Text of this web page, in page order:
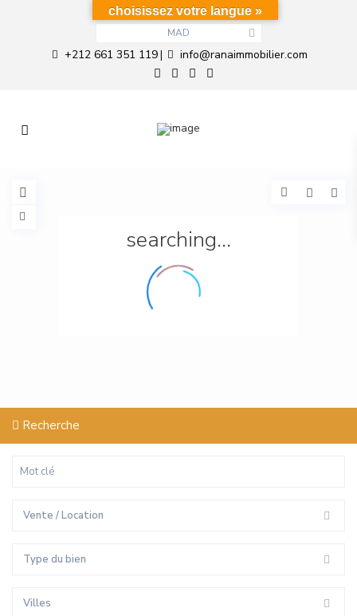
MAD
+212 661 351 119| info@ranaimmobilier.com
searching...
Recherche
Vente / Location
Type du bien
Villes
choisissez votre langue »